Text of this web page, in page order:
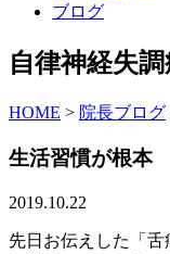
ブログ
自律神経失
HOME > 院長ブログ
生活習慣が根本
2019.10.22
先日お伝えした「